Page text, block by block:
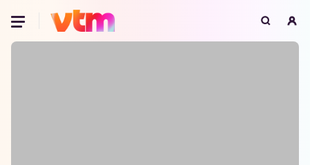
Oeps, browser niet ondersteund